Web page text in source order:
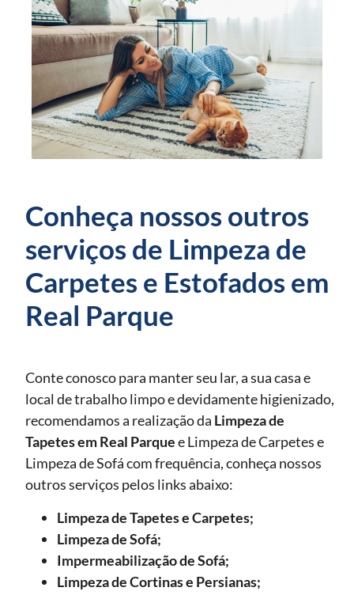
Conheça nossos outros
serviços de Limpeza de
Carpetes e Estofados em
Real Parque
Conte conosco para manter seu lar, a sua casa e
local de trabalho limpo e devidamente higienizado,
recomendamos a realização da Limpeza de
Tapetesem Real Parquee Limpeza de Carpetes e
Limpeza de Sofá com frequência, conheça nossos
outros serviços pelos links abaixo:
Limpeza de Tapetes e Carpetes;
Limpeza de Sofá;
Impermeabilização de Sofá;
Limpeza de Cortinas e Persianas;